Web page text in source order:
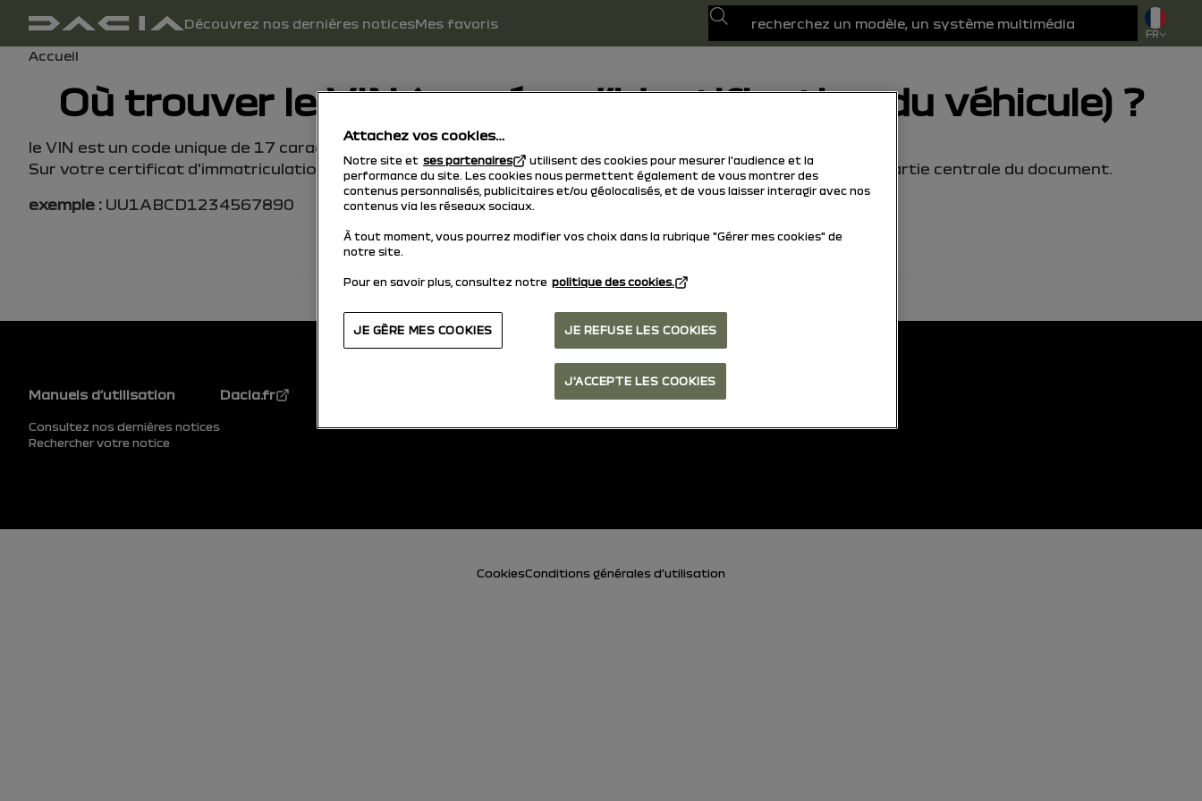
Manuel d'utilisation Navigation principale
Découvrez nos dernières noticesMes favoris
Recherche
FR
Fil d'ariane
Accueil
Où trouver le VIN (numéro d’identification du véhicule) ?
le VIN est un code unique de 17 caractères (lettres et chiffres) qui identifie votre véhicule.
Sur votre certificat d'immatriculation (carte grise), il est indiqué dans la case"E", généralement en haut de la partie centrale du document.
exemple : UU1ABCD1234567890
Pied de page
Manuels d’utilisation
Consultez nos dernières notices
Rechercher votre notice
Dacia.fr
CookiesConditions générales d’utilisation
Attachez vos cookies…
Notre site et ses partenaires
utilisent des cookies pour mesurer l'audience et la
performance du site. Les cookies nous permettent également de vous montrer des
contenus personnalisés, publicitaires et/ou géolocalisés, et de vous laisser interagir avec nos
contenus via les réseaux sociaux.
À tout moment, vous pourrez modifier vos choix dans la rubrique "Gérer mes cookies" de
notre site.
Pour en savoir plus, consultez notre politique des cookies.
JE REFUSE LES COOKIES
J'ACCEPTE LES COOKIES
JE GÈRE MES COOKIES